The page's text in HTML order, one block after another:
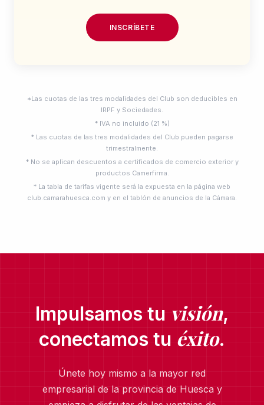
INSCRÍBETE
*Las cuotas de las tres modalidades del Club son deducibles en
IRPF y Sociedades.
* IVA no incluido (21 %)
* Las cuotas de las tres modalidades del Club pueden pagarse
trimestralmente.
* No se aplican descuentos a certificados de comercio exterior y
productos Camerfirma.
* La tabla de tarifas vigente será la expuesta en la página web
club.camarahuesca.com y en el tablón de anuncios de la Cámara.
Impulsamos tu visión,
conectamos tu éxito.
Únete hoy mismo a la mayor red
empresarial de la provincia de Huesca y